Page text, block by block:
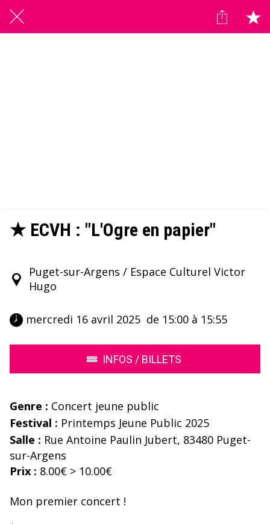
★ ECVH : "L'Ogre en papier"
Puget-sur-Argens / Espace Culturel Victor
Hugo
mercredi 16 avril 2025  de 15:00 à 15:55
INFOS / BILLETS
Genre : Concert jeune public
Festival : Printemps Jeune Public 2025
Salle : Rue Antoine Paulin Jubert, 83480 Puget-
sur-Argens
Prix : 8.00€ > 10.00€
Mon premier concert !